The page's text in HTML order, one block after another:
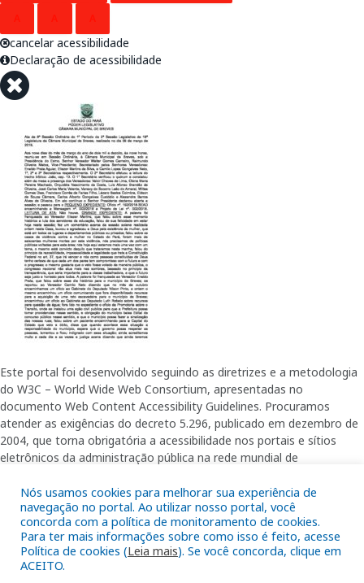
Nós usamos cookies para melhorar sua experiência de
navegação no portal. Ao utilizar nosso portal, você
concorda com a política de monitoramento de cookies.
Para ter mais informações sobre como isso é feito, acesse
Política de cookies (Leia mais). Se você concorda, clique em
ACEITO.
cancelar acessibilidade
Declaração de acessibilidade
Este portal foi desenvolvido seguindo as diretrizes e a metodologia
do W3C – World Wide Web Consortium, apresentadas no
documento Web Content Accessibility Guidelines. Procuramos
atender as exigências do decreto 5.296, publicado em dezembro de
2004, que torna obrigatória a acessibilidade nos portais e sítios
eletrônicos da administração pública na rede mundial de
garantindo-lhes o pleno acesso aos conteúdos disponíveis.
Além de validações automáticas, foram realizados testes em
diversos navegadores e através do utilitário de acesso a Internet do